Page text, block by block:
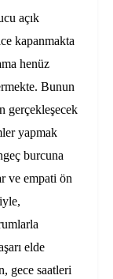
açık
kapanmakta
henüz
Bunun
gerçekleşecek
yapmak
burcuna
ve empati ön
elde
gece saatleri